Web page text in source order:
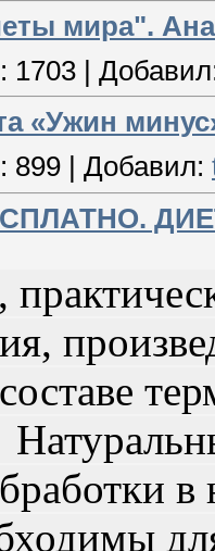
мира".
1703
«Ужин
899 Добавил: